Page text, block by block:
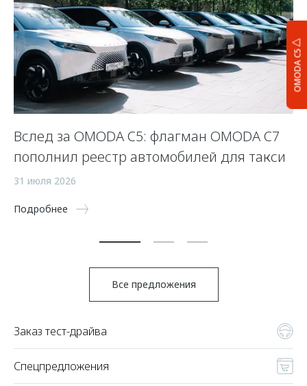
OMODA C5
Вслед за OMODA C5: флагман OMODA C7
пополнил реестр автомобилей для такси
31 июля 2026
Подробнее
Все предложения
Заказ тест-драйва
Спецпредложения